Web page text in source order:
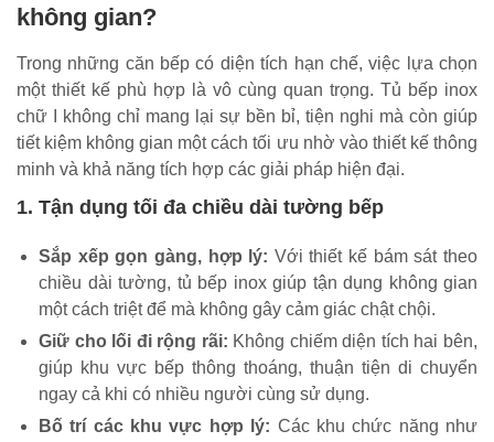
không gian?
Trong những căn bếp có diện tích hạn chế, việc lựa chọn
một thiết kế phù hợp là vô cùng quan trọng. Tủ bếp inox
chữ I không chỉ mang lại sự bền bỉ, tiện nghi mà còn giúp
tiết kiệm không gian một cách tối ưu nhờ vào thiết kế thông
minh và khả năng tích hợp các giải pháp hiện đại.
1. Tận dụng tối đa chiều dài tường bếp
Sắp xếp gọn gàng, hợp lý: Với thiết kế bám sát theo
chiều dài tường, tủ bếp inox giúp tận dụng không gian
một cách triệt để mà không gây cảm giác chật chội.
Giữ cho lối đi rộng rãi: Không chiếm diện tích hai bên,
giúp khu vực bếp thông thoáng, thuận tiện di chuyển
ngay cả khi có nhiều người cùng sử dụng.
Bố trí các khu vực hợp lý: Các khu chức năng như